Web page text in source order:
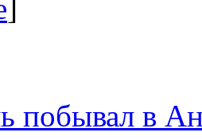
]
побывал в